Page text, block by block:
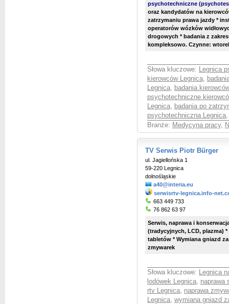
psychotechniczne
oraz kandydatów na
zatrzymaniu prawa jazdy *
operatorów wózków
drogowych * badania z
kompleksowo. Czynne:
Słowa kluczowe: Legnica
kierowców Legnica,
Legnica, badania
psychotechniczne
Legnica, badania po
psychotechniczna Legnica
Branże: Medycyna pracy,
TV Serwis Piotr Bürger
ul. Jagiellońska 1
59-220 Legnica
dolnośląskie
a40@interia.eu
serwisrtv-legnica.info-
663 449 733
76 862 63 97
Serwis, naprawa i
(tradycyjnych, LCD, plazma) *
tabletów * Wymiana gniazd
zmywarek
Słowa kluczowe: Legnica
lodówek Legnica, naprawa
rtv Legnica, naprawa
Legnica, wymiana gniazd